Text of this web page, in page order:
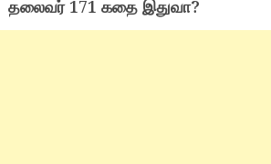
தலைவர் 171 கதை இதுவா?